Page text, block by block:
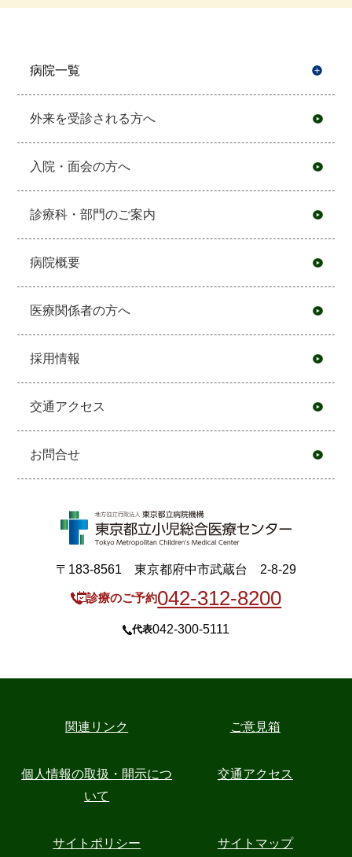
病院一覧
外来を受診される方へ
入院・面会の方へ
診療科・部門のご案内
病院概要
医療関係者の方へ
採用情報
交通アクセス
お問合せ
〒183-8561 東京都府中市武蔵台 2-8-29
診療のご予約042-312-8200
代表042-300-5111
関連リンク ご意見箱
個人情報の取扱・開示につ
いて
交通アクセス
サイトポリシー サイトマップ